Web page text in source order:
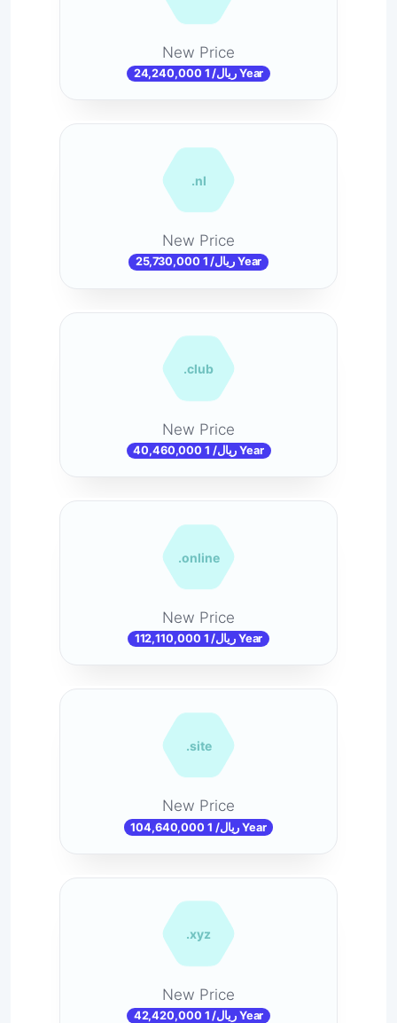
New Price
24,240,000 ریال/ 1 Year
.nl
New Price
25,730,000 ریال/ 1 Year
.club
New Price
40,460,000 ریال/ 1 Year
.online
New Price
112,110,000 ریال/ 1 Year
.site
New Price
104,640,000 ریال/ 1 Year
.xyz
New Price
42,420,000 ریال/ 1 Year